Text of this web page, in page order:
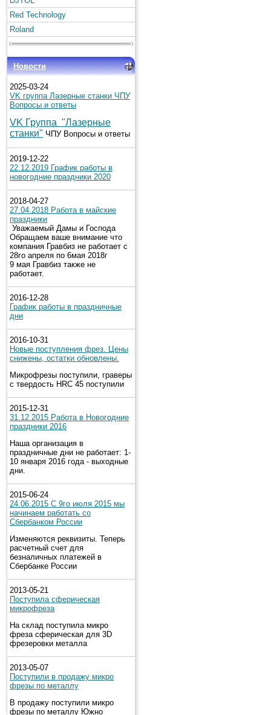
Red Technology
Roland
Новости
2025-03-24
VK группа Лазерные станки ЧПУ
Вопросы и ответы
VK Группа "Лазерные
станки" ЧПУ Вопросы и ответы
2019-12-22
22.12.2019 График работы в
новогодние праздники 2020
2018-04-27
27.04.2018 Работа в майские
праздники
Уважаемый Дамы и Господа
Обращаем ваше внимание что
компания Гравбиз не работает с
28го апреля по 6мая 2018г
9 мая Гравбиз также не
работает.
2016-12-28
График работы в праздничные
дни
2016-10-31
Новые поступления фрез. Цены
снижены, остатки обновлены.
Микрофрезы поступили, граверы
с твердость HRC 45 поступили
2015-12-31
31.12.2015 Работа в Новогодние
праздники 2016
Наша организация в
праздничные дни не работает: 1-
10 января 2016 года - выходные
дни.
2015-06-24
24.06.2015 С 9го июля 2015 мы
начинаем работать со
Сбербанком России
Изменяются реквизиты. Теперь
расчетный счет для
безналичных платежей в
Сбербанке России
2013-05-21
Поступила сферическая
микрофреза
На склад поступила микро
фреза сферическая для 3D
фрезеровки металла
2013-05-07
Поступили в продажу микро
фрезы по металлу
В продажу поступили микро
фрезы по металлу Южно